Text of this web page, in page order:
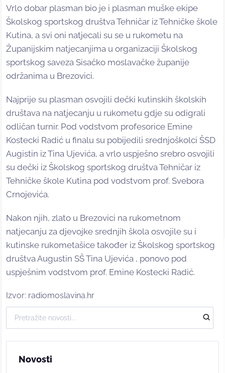
Vrlo dobar plasman bio je i plasman muške ekipe
Školskog sportskog društva Tehničar iz Tehničke škole
Kutina, a svi oni natjecali su se u rukometu na
Županijskim natjecanjima u organizaciji Školskog
sportskog saveza Sisačko moslavačke županije
održanima u Brezovici.
Najprije su plasman osvojili dečki kutinskih školskih
društava na natjecanju u rukometu gdje su odigrali
odličan turnir. Pod vodstvom profesorice Emine
Kostecki Radić u finalu su pobijedili srednjoškolci ŠSD
Augistin iz Tina Ujevića, a vrlo uspješno srebro osvojili
su dečki iz Školskog sportskog društva Tehničar iz
Tehničke škole Kutina pod vodstvom prof. Svebora
Crnojevića.
Nakon njih, zlato u Brezovici na rukometnom
natjecanju za djevojke srednjih škola osvojile su i
kutinske rukometašice također iz Školskog sportskog
društva Augustin SŠ Tina Ujevića , ponovo pod
uspješnim vodstvom prof. Emine Kostecki Radić.
Izvor: radiomoslavina.hr
Novosti